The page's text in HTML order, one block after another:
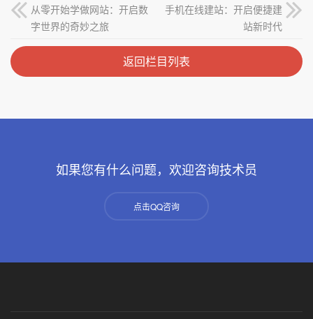
从零开始学做网站：开启数
字世界的奇妙之旅
手机在线建站：开启便捷建
站新时代
返回栏目列表
如果您有什么问题，欢迎咨询技术员
点击QQ咨询